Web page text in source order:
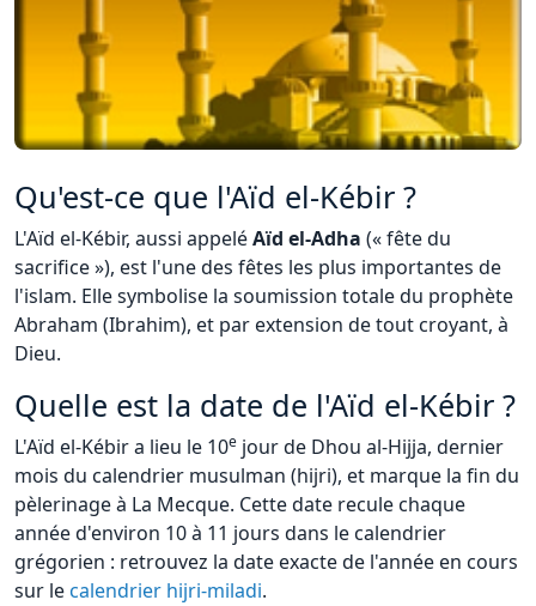
Qu'est-ce que l'Aïd el-Kébir ?
L'Aïd el-Kébir, aussi appeléAïd el-Adha (« fête du
sacrifice »), est l'une des fêtes les plus importantes de
l'islam. Elle symbolise la soumission totale du prophète
Abraham (Ibrahim), et par extension de tout croyant, à
Dieu.
Quelle est la date de l'Aïd el-Kébir ?
L'Aïd el-Kébir a lieu le 10e jour de Dhou al-Hijja, dernier
mois du calendrier musulman (hijri), et marque la fin du
pèlerinage à La Mecque. Cette date recule chaque
année d'environ 10 à 11 jours dans le calendrier
grégorien : retrouvez la date exacte de l'année en cours
sur lecalendrier hijri-miladi.